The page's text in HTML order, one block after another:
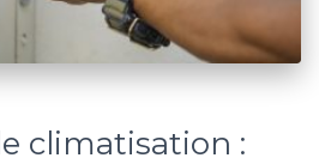
climatisation :